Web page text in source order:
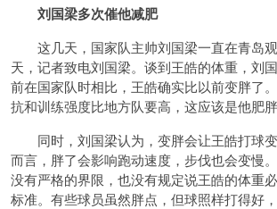
刘国梁多次催他减肥
这几天，国家队主帅刘国梁一直在青岛
天，记者致电刘国梁。谈到王皓的体重，刘
前在国家队时相比，王皓确实比以前变胖了
抗和训练强度比地方队要高，这应该是他肥
同时，刘国梁认为，变胖会让王皓打球变
而言，胖了会影响跑动速度，步伐也会变慢
没有严格的界限，也没有规定说王皓的体重
标准。有些球员虽然胖点，但球照样打得好